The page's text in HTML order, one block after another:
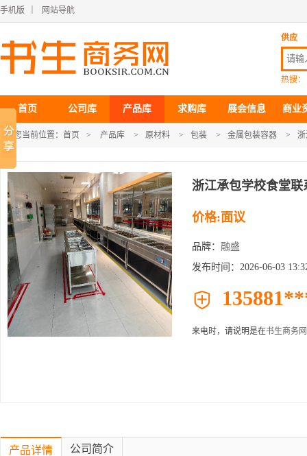
手机版 网站导航
供应
热搜：
首页 公司库 产品库 求购库 展会信息 商业
您当前位置： 首页 > 产品库 > 原材料 > 包装 > 金属包装容器 >
浙江承包学校食堂联
价格:面议
品牌： 融盛
发布时间：2026-06-03

来电时，请说明是在书生商务网
产品详情 公司简介